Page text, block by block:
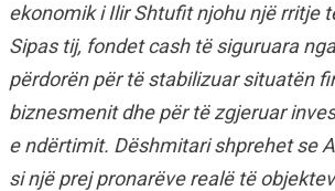
ekonomik i Ilir Shtufit njohu një rritje
Sipas tij, fondet cash të siguruara
përdorën për të stabilizuar situatën
biznesmenit dhe për të zgjeruar
e ndërtimit. Dëshmitari shprehet se
si një prej pronarëve realë të